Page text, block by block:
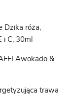
Dzika róża,
i C, 30ml
Awokado &
trawa